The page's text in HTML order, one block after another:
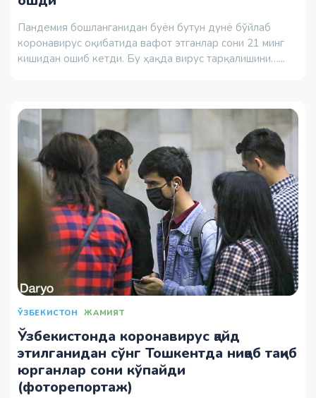
Пандемия бошланганидан буён бутун дунё бўйлаб
коронавирус оқибатида вафот этганлар сони 21 минг
кишидан ошиб кетди. Бу ҳақда вирус тарқалишини…...
ЎЗБЕКИСТОН ЖАМИЯТ
Ўзбекистонда коронавирус қайд
этилганидан сўнг Тошкентда ниқоб тақиб
юрганлар сони кўпайди
(фоторепортаж)